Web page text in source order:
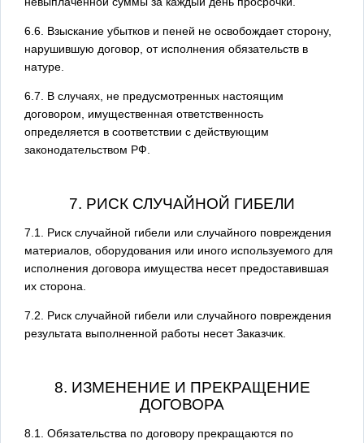
6.6. Взыскание убытков и пеней не освобождает сторону,
нарушившую договор, от исполнения обязательств в
натуре.
6.7. В случаях, не предусмотренных настоящим
договором, имущественная ответственность
определяется в соответствии с действующим
законодательством РФ.
7. РИСК СЛУЧАЙНОЙ ГИБЕЛИ
7.1. Риск случайной гибели или случайного повреждения
материалов, оборудования или иного используемого для
исполнения договора имущества несет предоставившая
их сторона.
7.2. Риск случайной гибели или случайного повреждения
результата выполненной работы несет Заказчик.
8. ИЗМЕНЕНИЕ И ПРЕКРАЩЕНИЕ
ДОГОВОРА
8.1. Обязательства по договору прекращаются по